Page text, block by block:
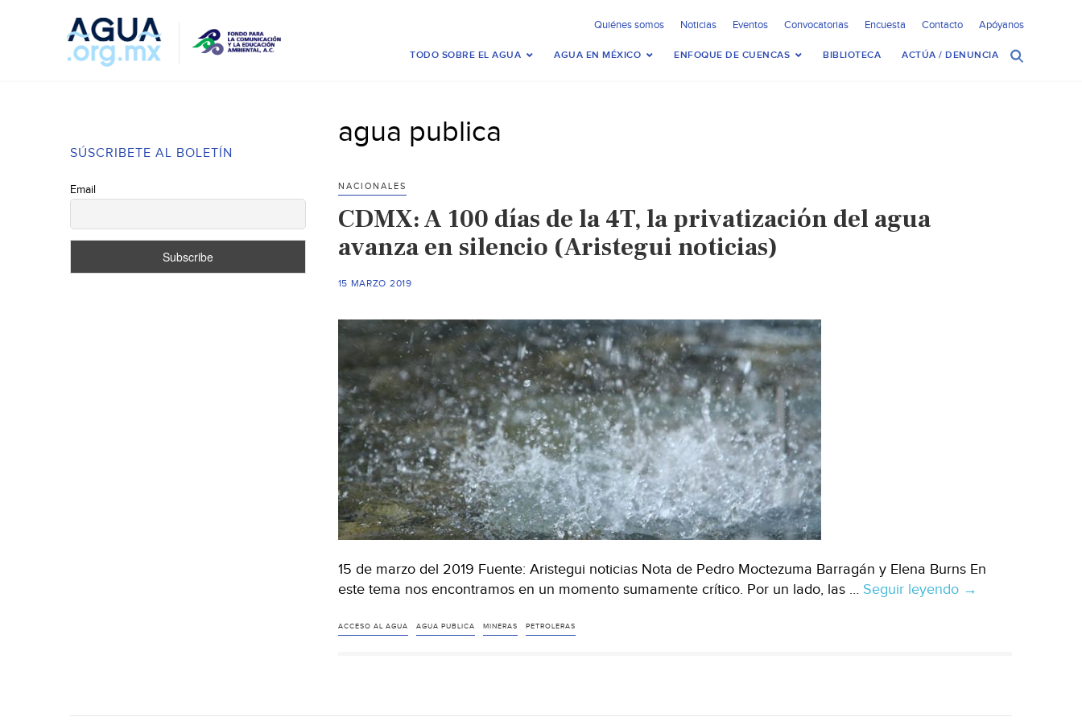
Quiénes somos Noticias Eventos Convocatorias Encuesta Contacto Apóyanos
TODO SOBRE EL AGUA AGUA EN MÉXICO ENFOQUE DE CUENCAS BIBLIOTECA ACTÚA / DENUNCIA
SÚSCRIBETE AL BOLETÍN
Email
agua publica
NACIONALES
CDMX: A 100 días de la 4T, la privatización del agua
avanza en silencio (Aristegui noticias)
15 MARZO 2019
15 de marzo del 2019 Fuente: Aristegui noticias Nota de Pedro Moctezuma Barragán y Elena Burns En
este tema nos encontramos en un momento sumamente crítico. Por un lado, las … Seguir leyendo CDMX:
→
ACCESO AL AGUA AGUA PUBLICA MINERAS PETROLERAS